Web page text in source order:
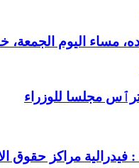
مساء اليوم الجمعة،
مجلسا للوزراء
: فيدرالية مراكز